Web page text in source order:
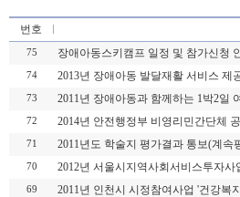
번호
75 장애아동스키캠프 일정 및 참가신청
74 2013년 장애아동 발달재활 서비스 제
73 2011년 장애아동과 함께하는 1박2일
72 2014년 안전행정부 비영리민간단체
71 2011년도 학술지 평가결과 통보(계속
70 2012년 서울시지역사회서비스투자사
69 2011년 인천시 시정참여사업 '건강복